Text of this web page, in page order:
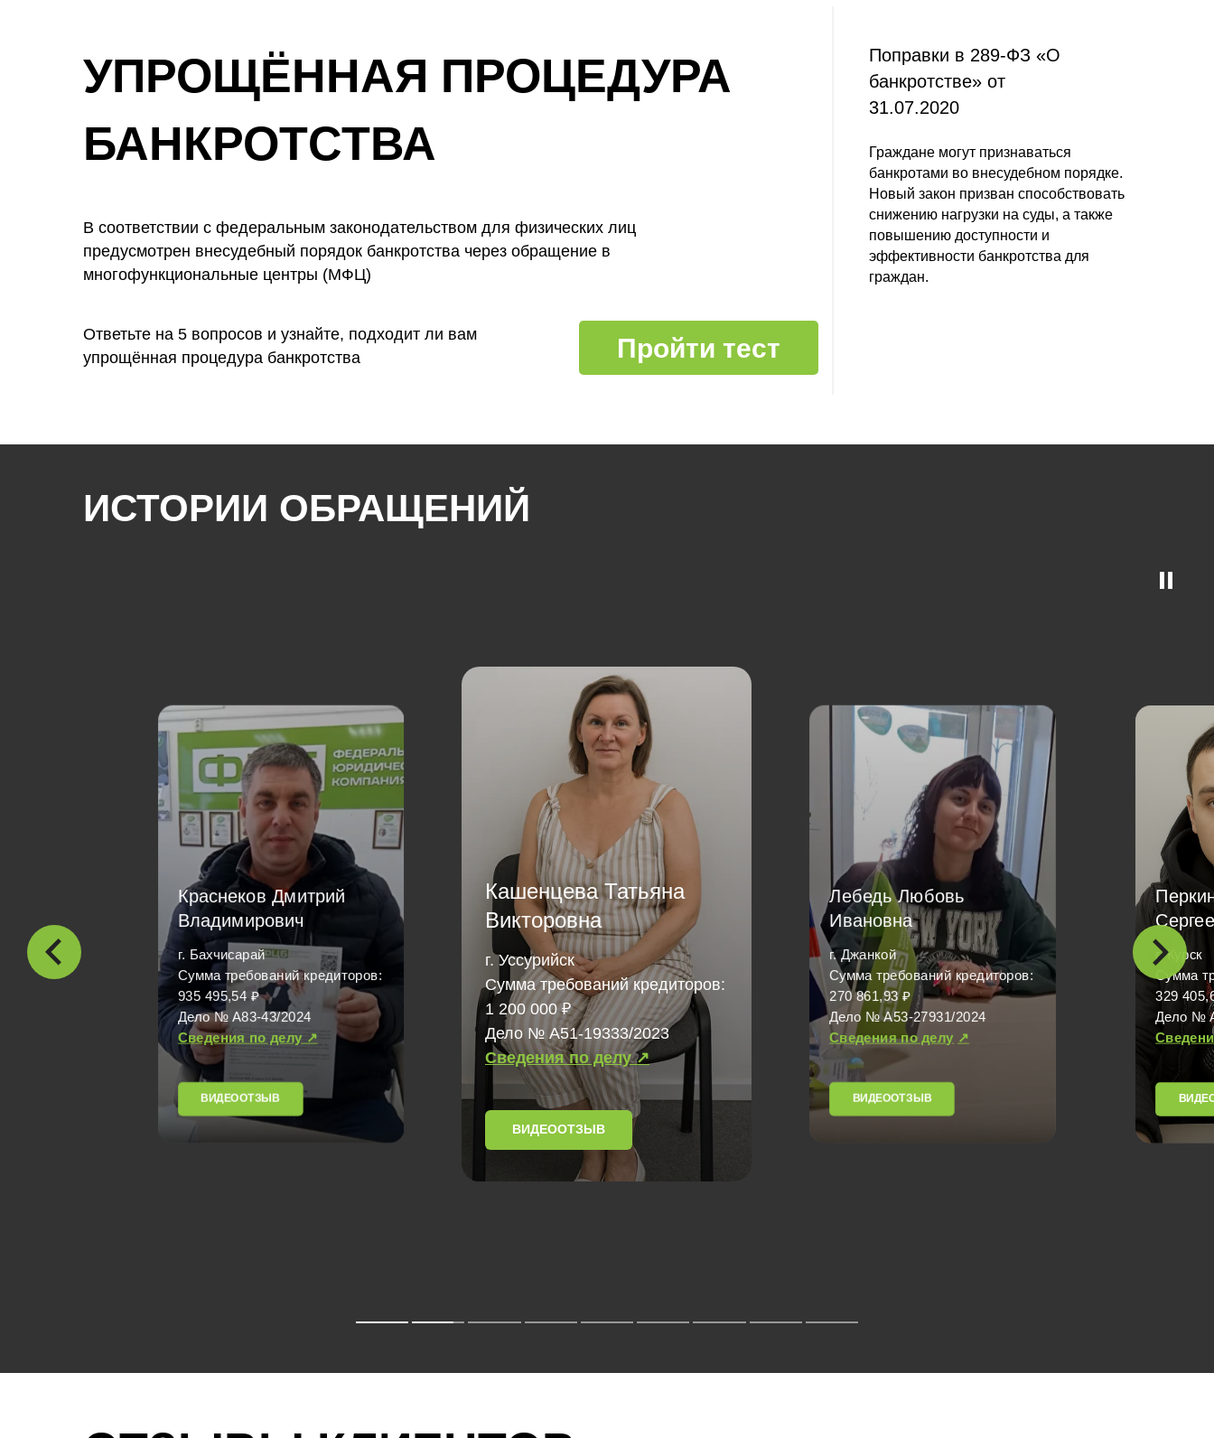
УПРОЩЁННАЯ ПРОЦЕДУРА
БАНКРОТСТВА
В соответствии с федеральным законодательством для физических лиц
предусмотрен внесудебный порядок банкротства через обращение в
многофункциональные центры (МФЦ)
Ответьте на 5 вопросов и узнайте, подходит ли вам
упрощённая процедура банкротства
Поправки в 289-ФЗ «О
банкротстве» от
31.07.2020
Граждане могут признаваться
банкротами во внесудебном порядке.
Новый закон призван способствовать
снижению нагрузки на суды, а также
повышению доступности и
эффективности банкротства для
граждан.
Пройти тест
ИСТОРИИ ОБРАЩЕНИЙ
Краснеков Дмитрий
Владимирович
г. Бахчисарай
Сумма требований кредиторов:
935 495,54 ₽
Дело № А83-43/2024
Сведения по делу ↗
ВИДЕООТЗЫВ
Кашенцева Татьяна
Викторовна
г. Уссурийск
Сумма требований кредиторов:
1 200 000 ₽
Дело № А51-19333/2023
Сведения по делу ↗
ВИДЕООТЗЫВ
Лебедь Любовь
Ивановна
г. Джанкой
Сумма требований кредиторов:
270 861,93 ₽
Дело № А53-27931/2024
Сведения по делу ↗
ВИДЕООТЗЫВ
г. Курск
Сумма
329
Дело №